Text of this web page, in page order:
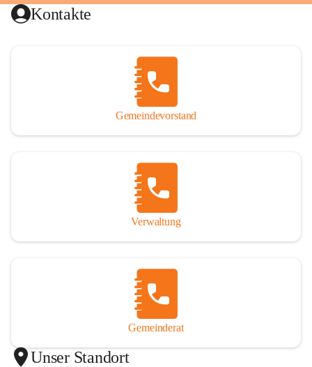
Kontakte
Gemeindevorstand
Verwaltung
Gemeinderat
Unser Standort